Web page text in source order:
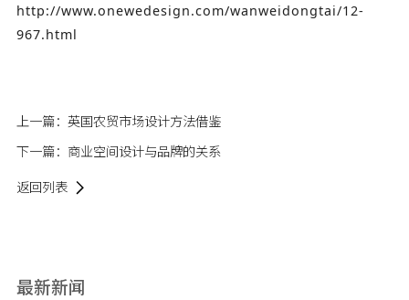
http://www.onewedesign.com/wanweidongtai/12-
967.html
上一篇： 英国农贸市场设计方法借鉴
下一篇： 商业空间设计与品牌的关系
返回列表
最新新闻